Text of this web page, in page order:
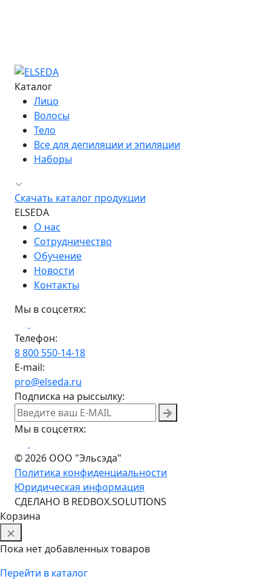
Каталог
Лицо
Волосы
Тело
Все для депиляции и эпиляции
Наборы
Скачать каталог продукции
ELSEDA
О нас
Сотрудничество
Обучение
Новости
Контакты
Мы в соцсетях:
Телефон:
8 800 550-14-18
E-mail:
pro@elseda.ru
Подписка на рыссылку:
Мы в соцсетях:
© 2026 ООО "Эльсэда"
Политика конфиденциальности
Юридическая информация
CДЕЛАНО В REDBOX.SOLUTIONS
Корзина
Пока нет добавленных товаров
Перейти в каталог